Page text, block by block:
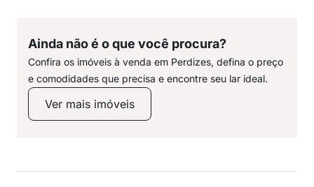
Ainda não é o que você procura?
Confira os imóveis à venda em Perdizes, defina o preço
e comodidades que precisa e encontre seu lar ideal.
Ver mais imóveis